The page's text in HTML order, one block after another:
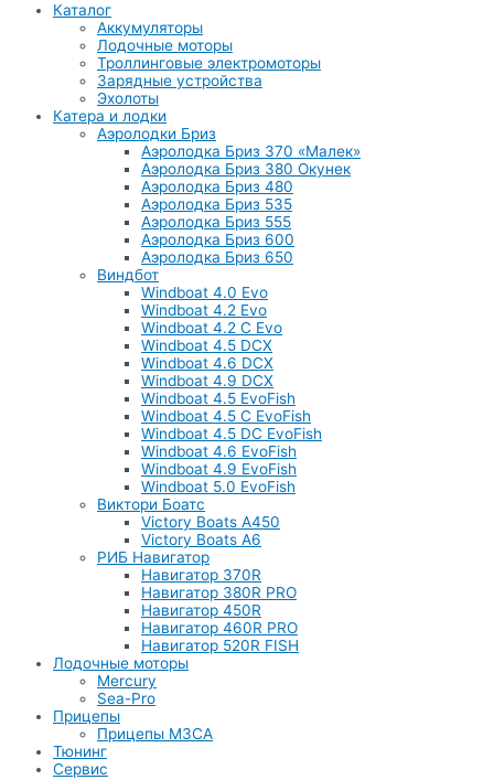
Каталог
Аккумуляторы
Лодочные моторы
Троллинговые электромоторы
Зарядные устройства
Эхолоты
Катера и лодки
Аэролодки Бриз
Аэролодка Бриз 370 «Малек»
Аэролодка Бриз 380 Окунек
Аэролодка Бриз 480
Аэролодка Бриз 535
Аэролодка Бриз 555
Аэролодка Бриз 600
Аэролодка Бриз 650
Виндбот
Windboat 4.0 Evo
Windboat 4.2 Evo
Windboat 4.2 C Evo
Windboat 4.5 DCX
Windboat 4.6 DCX
Windboat 4.9 DCX
Windboat 4.5 EvoFish
Windboat 4.5 C EvoFish
Windboat 4.5 DC EvoFish
Windboat 4.6 EvoFish
Windboat 4.9 EvoFish
Windboat 5.0 EvoFish
Виктори Боатс
Victory Boats A450
Victory Boats A6
РИБ Навигатор
Навигатор 370R
Навигатор 380R PRO
Навигатор 450R
Навигатор 460R PRO
Навигатор 520R FISH
Лодочные моторы
Mercury
Sea-Pro
Прицепы
Прицепы МЗСА
Тюнинг
Сервис